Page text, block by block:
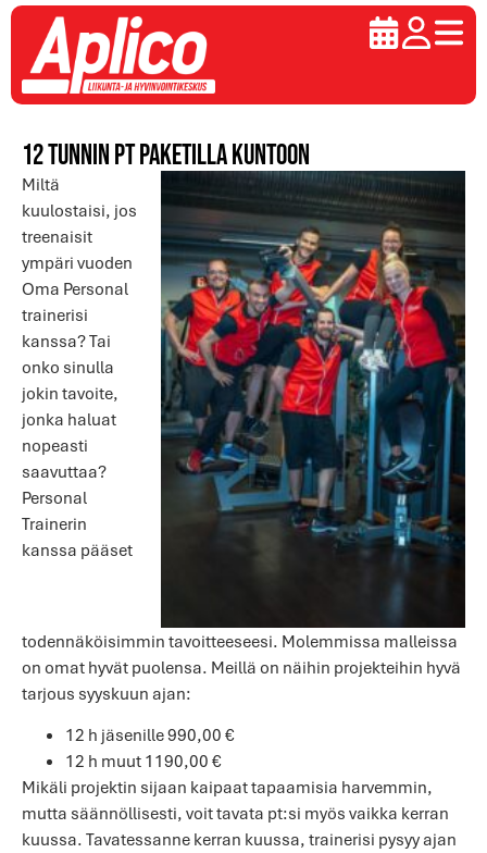
12 tunnin PT paketilla kuntoon
Miltä
kuulostaisi, jos
treenaisit
ympäri vuoden
Oma Personal
trainerisi
kanssa? Tai
onko sinulla
jokin tavoite,
jonka haluat
nopeasti
saavuttaa?
Personal
Trainerin
kanssa pääset
todennäköisimmin tavoitteeseesi. Molemmissa malleissa
on omat hyvät puolensa. Meillä on näihin projekteihin hyvä
tarjous syyskuun ajan:
12 h jäsenille 990,00 €
12 h muut 1190,00 €
Mikäli projektin sijaan kaipaat tapaamisia harvemmin,
mutta säännöllisesti, voit tavata pt:si myös vaikka kerran
kuussa. Tavatessanne kerran kuussa, trainerisi pysyy ajan